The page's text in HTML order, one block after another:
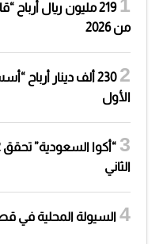
219 مليون ريال
من 2026
230 ألف دينار
الأول
الثاني
السيولة المحلية في قطر ترتفع